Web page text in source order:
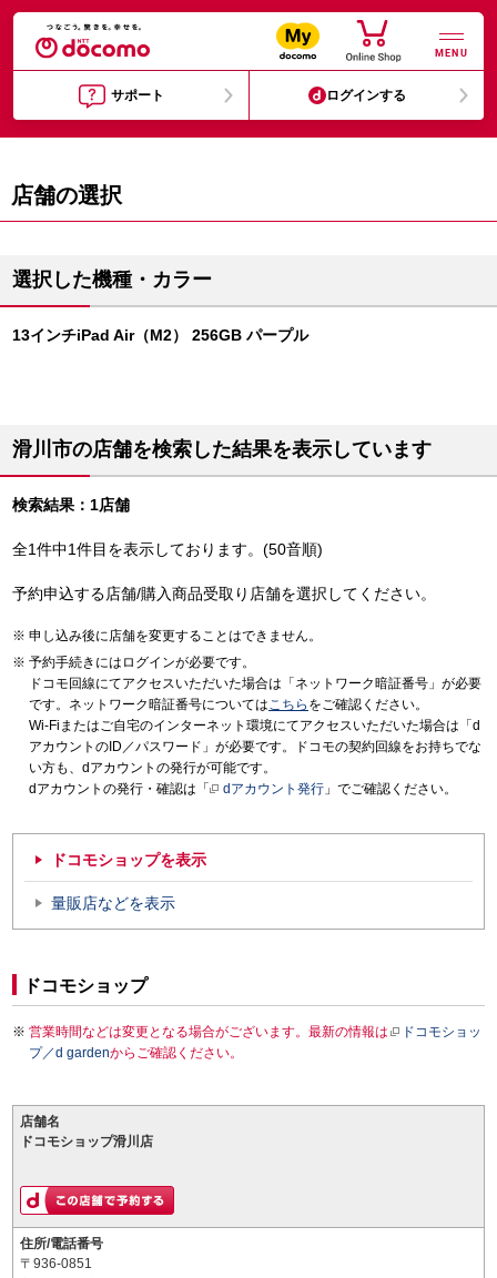
MENU
サポート ログインする
店舗の選択
選択した機種・カラー
13インチiPad Air（M2） 256GB パープル
滑川市の店舗を検索した結果を表示しています
検索結果：1店舗
全1件中1件目を表示しております。(50音順)
予約申込する店舗/購入商品受取り店舗を選択してください。
申し込み後に店舗を変更することはできません。
予約手続きにはログインが必要です。
ドコモ回線にてアクセスいただいた場合は「ネットワーク暗証番号」が必要
です。ネットワーク暗証番号についてはこちら をご確認ください。
Wi-Fiまたはご自宅のインターネット環境にてアクセスいただいた場合は「d
アカウントのID／パスワード」が必要です。ドコモの契約回線をお持ちでな
い方も、dアカウントの発行が可能です。
dアカウントの発行・確認は「
dアカウント発行 」でご確認ください。
ドコモショップを表示
量販店などを表示
ドコモショップ
営業時間などは変更となる場合がございます。最新の情報は
ドコモショッ
プ／d gardenからご確認ください。
店舗名
ドコモショップ滑川店
住所/電話番号
〒936-0851